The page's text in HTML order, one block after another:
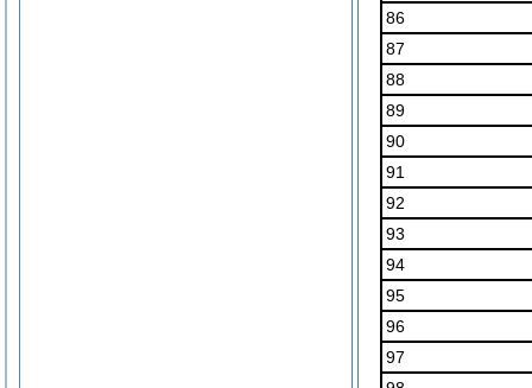
86
87
88
89
90
91
92
93
94
95
96
97